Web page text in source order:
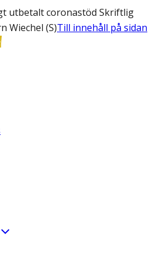
utbetalt coronastöd Skriftlig
Wiechel (S)Till innehåll på sidan